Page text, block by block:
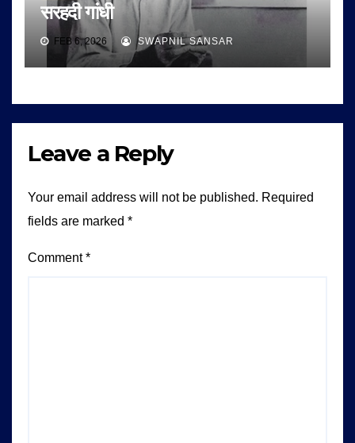
सरहदी गांधी
FEB 6, 2026 SWAPNIL SANSAR
Leave a Reply
Your email address will not be published. Required
fields are marked *
Comment*